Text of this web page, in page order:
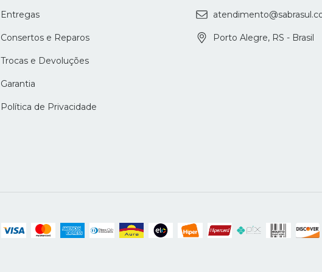
Entregas
Consertos e Reparos
Trocas e Devoluções
Garantia
Política de Privacidade
Porto Alegre, RS - Brasil